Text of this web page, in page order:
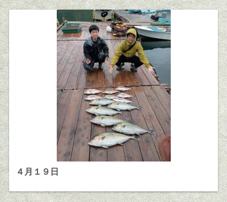
４月１９日